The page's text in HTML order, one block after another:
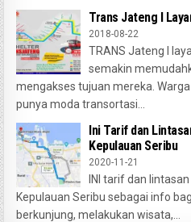
Trans Jateng I
2018-08-22
TRANS Jateng I
semakin
mengakses tujuan mereka.
punya moda transortasi...
Ini Tarif dan
Kepulauan Seribu
2020-11-21
INI tarif dan
Kepulauan Seribu sebagai info
berkunjung, melakukan wisata,...